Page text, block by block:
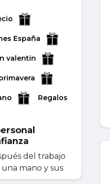
España
valentin
Regalos
del trabajo
mano y sus